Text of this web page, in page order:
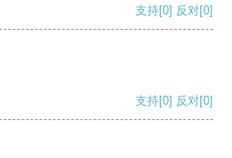
支持[0] 反对[0]
支持[0] 反对[0]